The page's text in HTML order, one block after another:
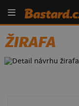
ŽIRAFA